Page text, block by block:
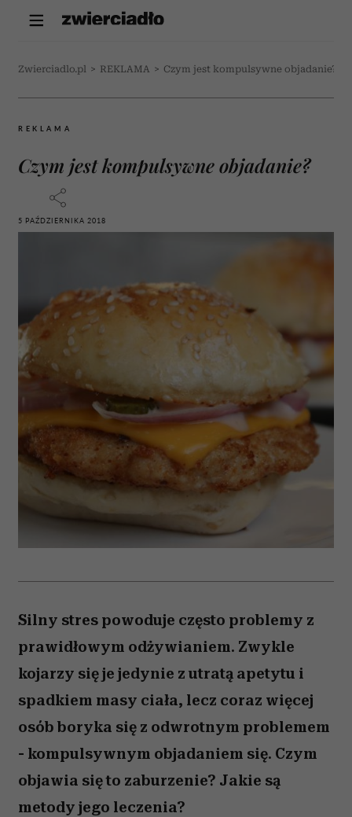
Zwierciadlo.pl > REKLAMA > Czym jest kompulsywne objadanie?
REKLAMA
Czym jest kompulsywne objadanie?
5 PAŹDZIERNIKA 2018
Silny stres powoduje często problemy z
prawidłowym odżywianiem. Zwykle
kojarzy się je jedynie z utratą apetytu i
spadkiem masy ciała, lecz coraz więcej
osób boryka się z odwrotnym problemem
- kompulsywnym objadaniem się. Czym
objawia się to zaburzenie? Jakie są
metody jego leczenia?